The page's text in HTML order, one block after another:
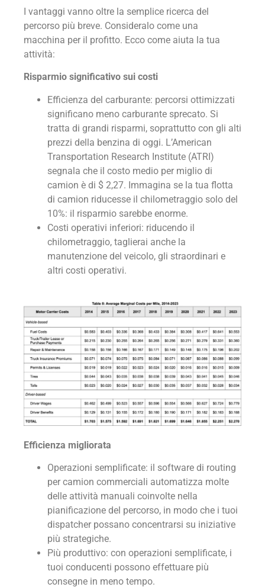
I vantaggi vanno oltre la semplice ricerca del
percorso più breve. Consideralo come una
macchina per il profitto. Ecco come aiuta la tua
attività:
Risparmio significativo sui costi
Efficienza del carburante: percorsi ottimizzati
significano meno carburante sprecato. Si
tratta di grandi risparmi, soprattutto con gli alti
prezzi della benzina di oggi. L’American
Transportation Research Institute (ATRI)
segnala che il costo medio per miglio di
camion è di $ 2,27. Immagina se la tua flotta
di camion riducesse il chilometraggio solo del
10%: il risparmio sarebbe enorme.
Costi operativi inferiori: riducendo il
chilometraggio, taglierai anche la
manutenzione del veicolo, gli straordinari e
altri costi operativi.
Efficienza migliorata
Operazioni semplificate: il software di routing
per camion commerciali automatizza molte
delle attività manuali coinvolte nella
pianificazione del percorso, in modo che i tuoi
dispatcher possano concentrarsi su iniziative
più strategiche.
Più produttivo: con operazioni semplificate, i
tuoi conducenti possono effettuare più
consegne in meno tempo.